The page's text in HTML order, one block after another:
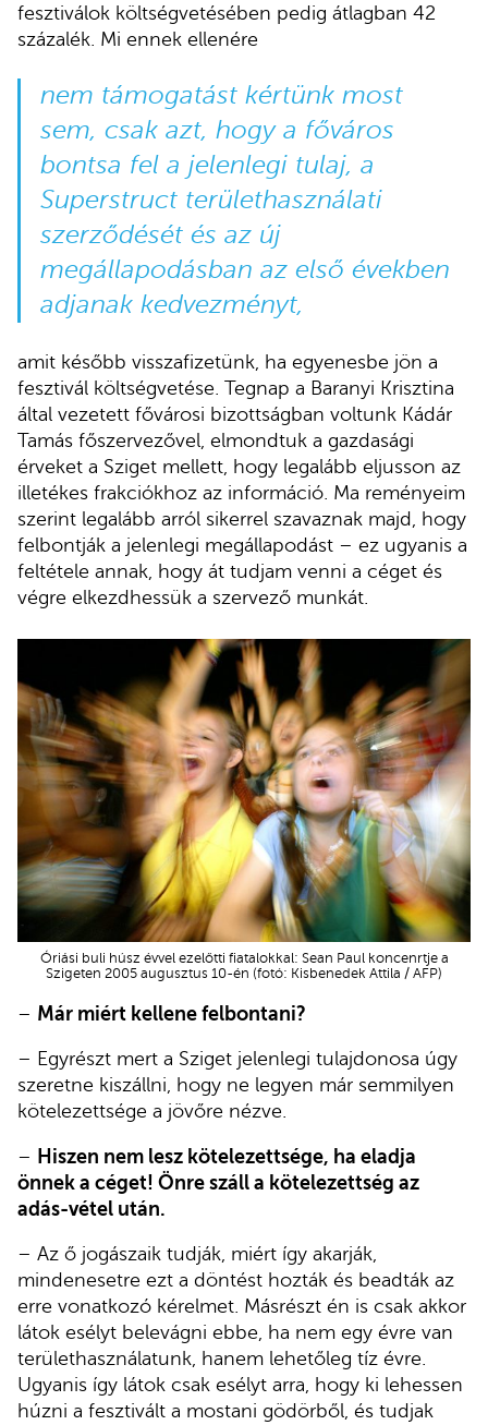
fesztiválok költségvetésében pedig átlagban 42
százalék. Mi ennek ellenére
nem támogatást kértünk most
sem, csak azt, hogy a főváros
bontsa fel a jelenlegi tulaj, a
Superstruct területhasználati
szerződését és az új
megállapodásban az első években
adjanak kedvezményt,
amit később visszafizetünk, ha egyenesbe jön a
fesztivál költségvetése. Tegnap a Baranyi Krisztina
által vezetett fővárosi bizottságban voltunk Kádár
Tamás főszervezővel, elmondtuk a gazdasági
érveket a Sziget mellett, hogy legalább eljusson az
illetékes frakciókhoz az információ. Ma reményeim
szerint legalább arról sikerrel szavaznak majd, hogy
felbontják a jelenlegi megállapodást – ez ugyanis a
feltétele annak, hogy át tudjam venni a céget és
végre elkezdhessük a szervező munkát.
Óriási buli húsz évvel ezelőtti fiatalokkal: Sean Paul koncenrtje a
Szigeten 2005 augusztus 10-én (fotó: Kisbenedek Attila / AFP)
– Már miért kellene felbontani?
– Egyrészt mert a Sziget jelenlegi tulajdonosa úgy
szeretne kiszállni, hogy ne legyen már semmilyen
kötelezettsége a jövőre nézve.
– Hiszen nem lesz kötelezettsége, ha eladja
önnek a céget! Önre száll a kötelezettség az
adás-vétel után.
– Az ő jogászaik tudják, miért így akarják,
mindenesetre ezt a döntést hozták és beadták az
erre vonatkozó kérelmet. Másrészt én is csak akkor
látok esélyt belevágni ebbe, ha nem egy évre van
területhasználatunk, hanem lehetőleg tíz évre.
Ugyanis így látok csak esélyt arra, hogy ki lehessen
húzni a fesztivált a mostani gödörből, és tudjak